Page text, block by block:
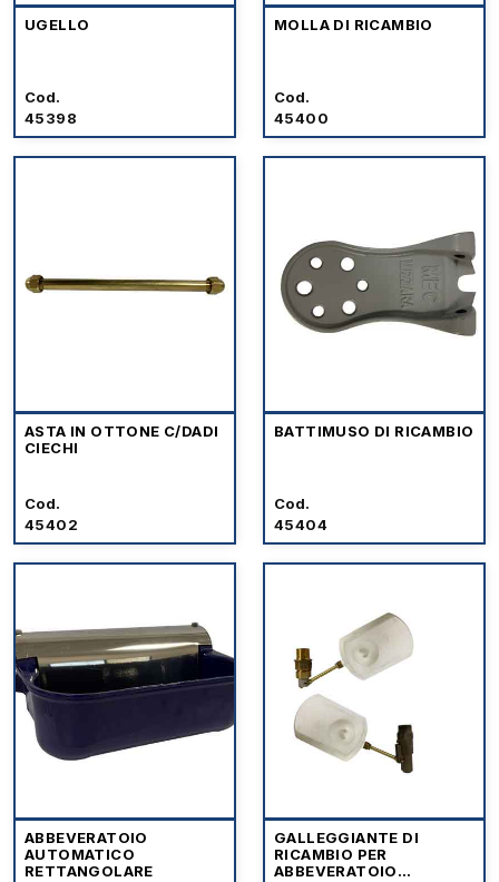
UGELLO
Cod.
45398
MOLLA DI RICAMBIO
Cod.
45400
ASTA IN OTTONE C/DADI
CIECHI
Cod.
45402
BATTIMUSO DI RICAMBIO
Cod.
45404
ABBEVERATOIO
AUTOMATICO
RETTANGOLARE
GALLEGGIANTE DI
RICAMBIO PER
ABBEVERATOIO